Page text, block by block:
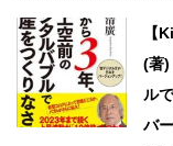
【
(著)
ル
バ